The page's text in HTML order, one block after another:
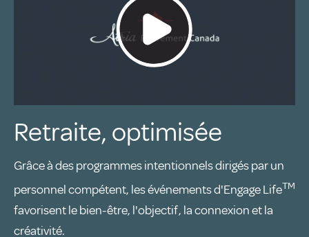
Retraite, optimisée
Grâce à des programmes intentionnels dirigés par un
personnel compétent, les événements d'Engage LifeTM
favorisent le bien-être, l'objectif, la connexion et la
créativité.